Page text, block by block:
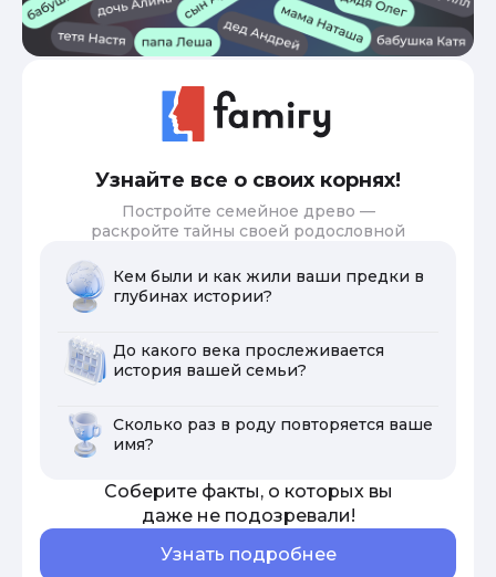
Узнайте все о своих корнях!
Постройте семейное древо —
раскройте тайны своей родословной
Кем были и как жили ваши предки в
глубинах истории?
До какого века прослеживается
история вашей семьи?
Сколько раз в роду повторяется ваше
имя?
Соберите факты, о которых вы
даже не подозревали!
Узнать подробнее